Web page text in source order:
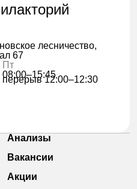
лесничество,
67
Пт
08:00–15:45
перерыв 12:00–12:30
Анализы
Вакансии
Акции